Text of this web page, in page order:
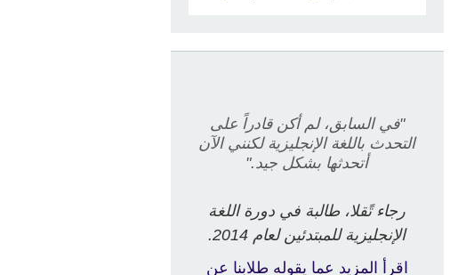
"في السابق، لم أكن قادراً على
التحدث باللغة الإنجليزية لكنني الآن
أتحدثها بشكل جيد."
رجاء تًقلا، طالبة في دورة اللغة
الإنجليزية للمبتدئين لعام 2014.
اقرأ المزيد عما يقوله طلابنا عن